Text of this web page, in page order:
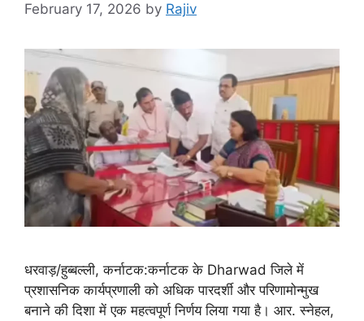
February 17, 2026 by Rajiv
धरवाड़/हुब्बल्ली, कर्नाटक:कर्नाटक के Dharwad जिले में
प्रशासनिक कार्यप्रणाली को अधिक पारदर्शी और परिणामोन्मुख
बनाने की दिशा में एक महत्वपूर्ण निर्णय लिया गया है। आर. स्नेहल,